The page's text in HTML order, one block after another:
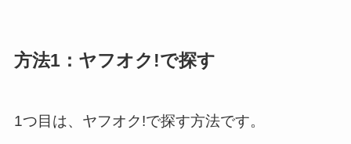
方法1：ヤフオク!で探す
1つ目は、ヤフオク!で探す方法です。